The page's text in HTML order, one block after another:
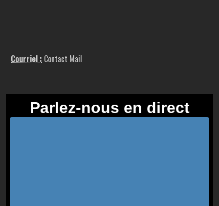
Courriel : Contact Mail